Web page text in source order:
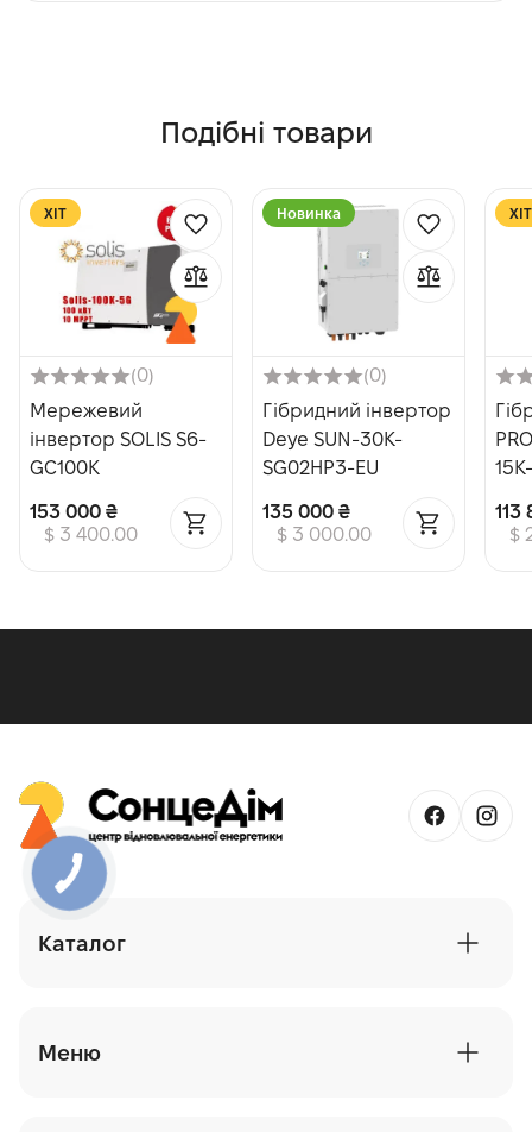
Подібні товари
XІТ
(0)
Мережевий
інвертор SOLIS S6-
GC100K
153 000 ₴
$ 3 400.00
Новинка
(0)
Гібридний інвертор
Deye SUN-30K-
SG02HP3-EU
135 000 ₴
$ 3 000.00
XІТ
113
$
Каталог
Сонячні електростанції
Меню